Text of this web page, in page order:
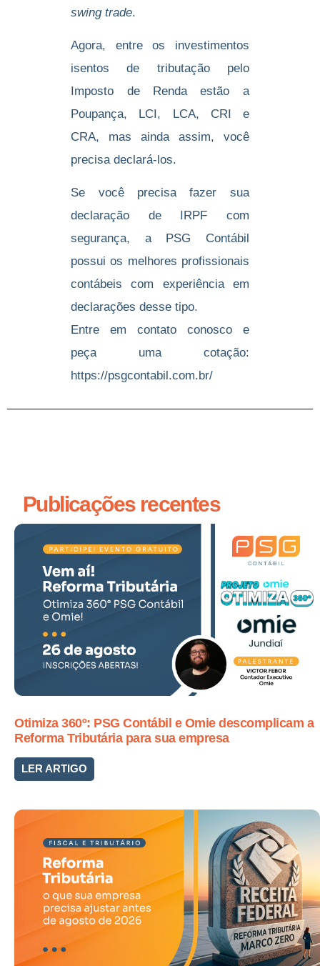
swing trade.
Agora, entre os investimentos
isentos de tributação pelo
Imposto de Renda estão a
Poupança, LCI, LCA, CRI e
CRA, mas ainda assim, você
precisa declará-los.
Se você precisa fazer sua
declaração de IRPF com
segurança, a PSG Contábil
possui os melhores profissionais
contábeis com experiência em
declarações desse tipo.
Entre em contato conosco e
peça uma cotação:
https://psgcontabil.com.br/
Publicações recentes
Otimiza 360º: PSG Contábil e Omie descomplicam a
Reforma Tributária para sua empresa
LER ARTIGO